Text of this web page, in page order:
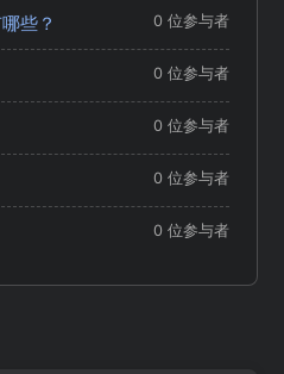
些？ 0 位参与者
0 位参与者
0 位参与者
0 位参与者
0 位参与者